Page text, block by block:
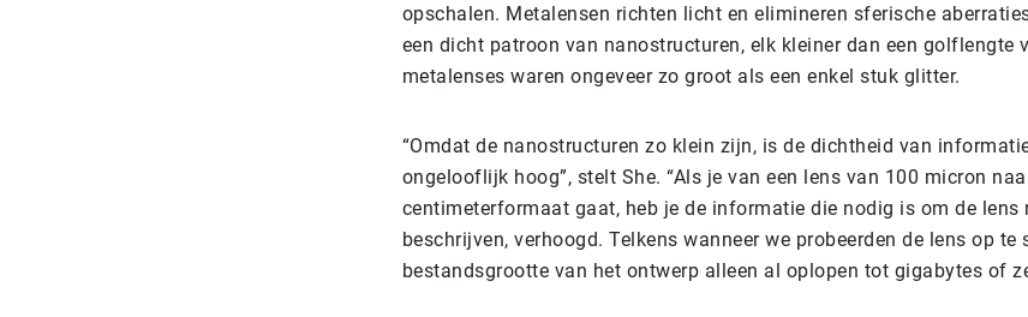
opschalen. Metalensen richten licht en elimineren sferische
een dicht patroon van nanostructuren, elk kleiner dan een golflengte
metalenses waren ongeveer zo groot als een enkel stuk glitter.
“Omdat de nanostructuren zo klein zijn, is de dichtheid van
ongelooflijk hoog”, stelt She. “Als je van een lens van 100 micron
centimeterformaat gaat, heb je de informatie die nodig is om de lens
beschrijven, verhoogd. Telkens wanneer we probeerden de lens op te
bestandsgrootte van het ontwerp alleen al oplopen tot gigabytes of